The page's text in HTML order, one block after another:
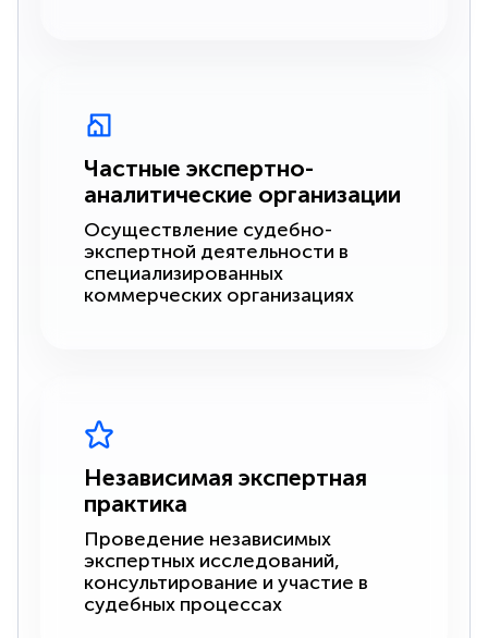
Частные экспертно-
аналитические организации
Осуществление судебно-
экспертной деятельности в
специализированных
коммерческих организациях
Независимая экспертная
практика
Проведение независимых
экспертных исследований,
консультирование и участие в
судебных процессах